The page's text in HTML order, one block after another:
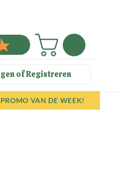
of Registreren
PROMO VAN DE WEEK!